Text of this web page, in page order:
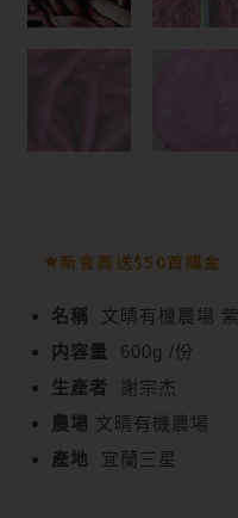
新會員送$50首購金
名稱 文晴有機農場
内容量 600g /份
生產者 謝宗杰
農場 文晴有機農場
產地 宜蘭三星